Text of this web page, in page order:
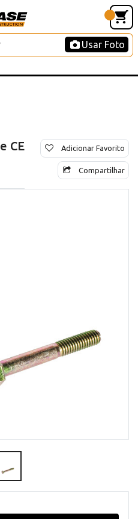
Usar Foto
CE Adicionar Favorito
Compartilhar